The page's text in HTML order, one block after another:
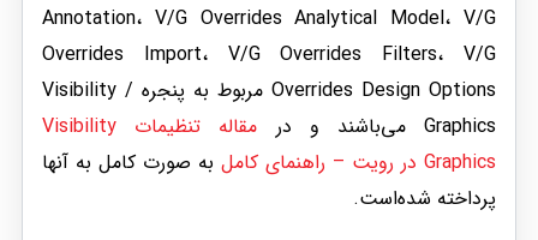
Annotation، V/G Overrides Analytical Model، V/G
Overrides Import، V/G Overrides Filters، V/G
Overrides Design Options مربوط به پنجره Visibility /
Graphics می‌باشند و در
مقاله تنظیمات Visibility
Graphics در رویت – راهنمای کامل
به صورت کامل به آنها
پرداخته شده‌است.